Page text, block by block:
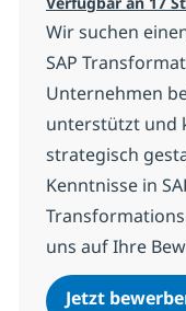
Wir suchen
SAP
Unternehmen
unterstützt und
strategisch
Kenntnisse in
uns auf Ihre
Jetzt